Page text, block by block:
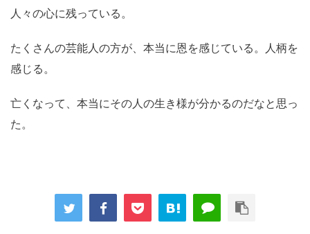
人々の心に残っている。
たくさんの芸能人の方が、本当に恩を感じている。人柄を
感じる。
亡くなって、本当にその人の生き様が分かるのだなと思っ
た。